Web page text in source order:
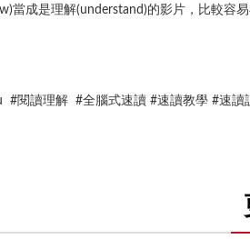
當成是理解(understand)的影片，比較容
#閱讀理解 #全腦式速讀 #速讀教學 #速